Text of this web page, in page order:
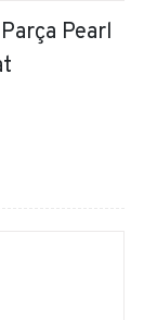
Pearl